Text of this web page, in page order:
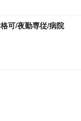
可/夜勤専従/病院